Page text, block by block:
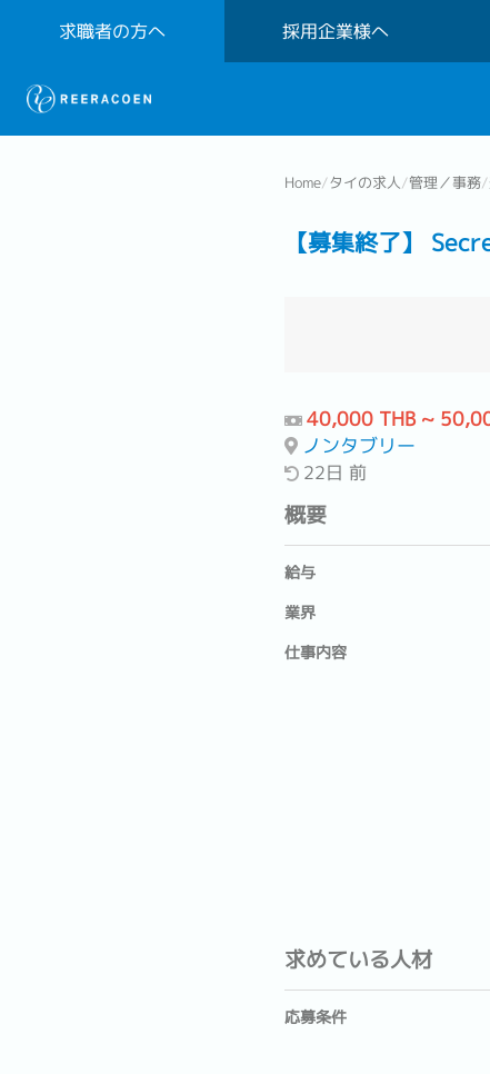
求職者の方へ 採用企業様へ
Home/タイの求人/管理／事務/
【募集終了】
40,000 THB ~
ノンタブリー
22日 前
概要
給与
業界
仕事内容
求めている人材
応募条件